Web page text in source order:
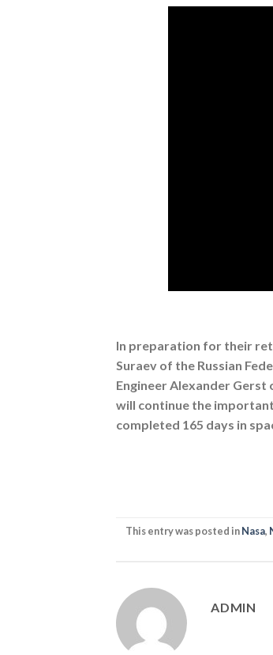
In preparation for their
Suraev of the Russian
Engineer Alexander Gerst
will continue the
completed 165 days in
This entry was posted inNasa,
ADMIN